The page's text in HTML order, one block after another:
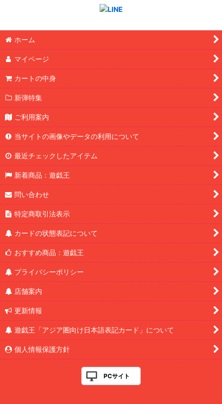
ホーム
マイページ
カートの中身
新弾特集
ご利用案内
当サイトの画像やデータの利用について
最近チェックしたアイテム
新着商品：遊戯王
問い合わせ
特定商取引法表示
カードの状態表記について
おすすめ商品：遊戯王
プライバシーポリシー
店舗案内
更新情報
遊戯王「アジア圏向け日本語表記カード」について
個人情報保護方針
PCサイト